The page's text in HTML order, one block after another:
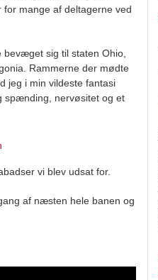
for mange af deltagerne ved
sig til staten Ohio,
Rammerne der mødte
jeg i min vildeste fantasi
spænding, nervøsitet og et
vi blev udsat for.
af næsten hele banen og